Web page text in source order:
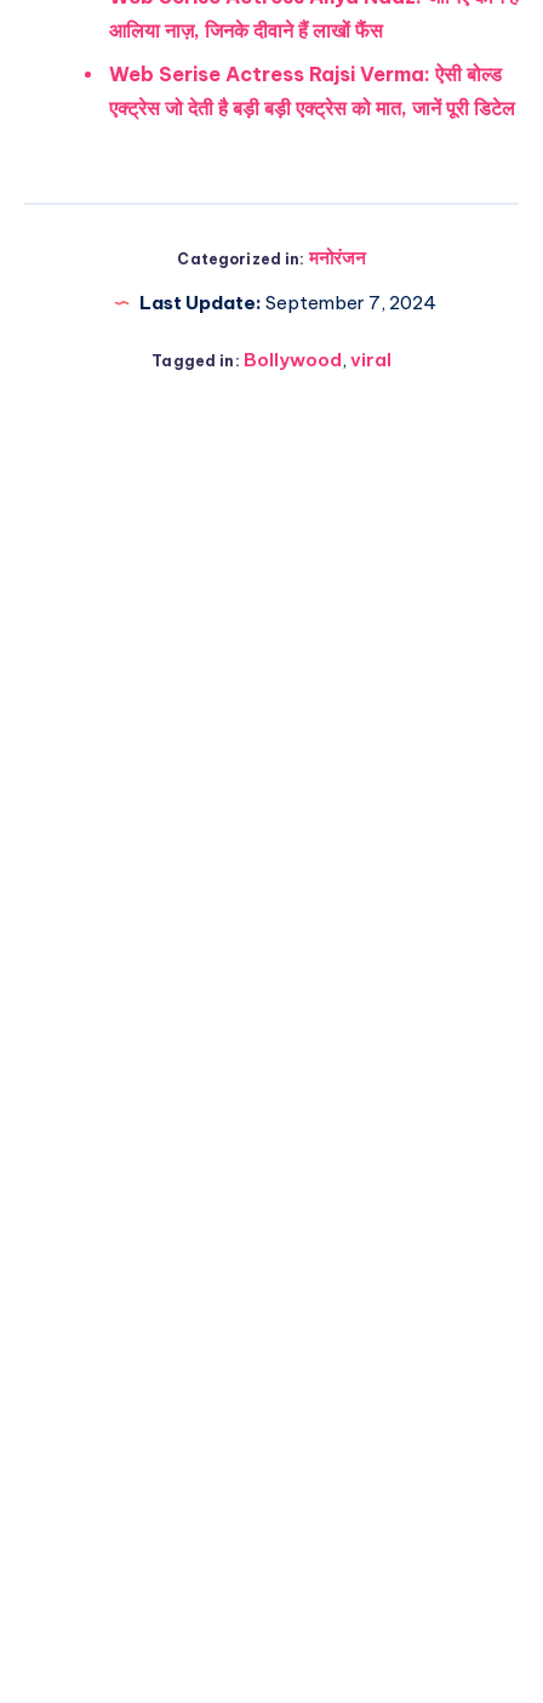
आलिया नाज़, जिनके दीवाने हैं लाखों फैंस
Web Serise Actress Rajsi Verma: ऐसी बोल्ड
एक्ट्रेस जो देती है बड़ी बड़ी एक्ट्रेस को मात, जानें पूरी डिटेल
Categorized in: मनोरंजन
Last Update: September 7, 2024
Tagged in: Bollywood, viral